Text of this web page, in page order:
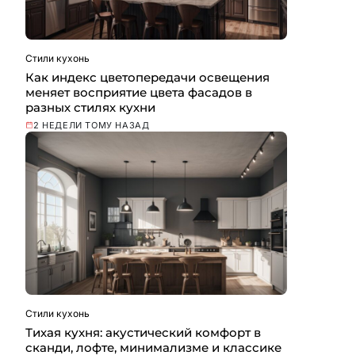
Стили кухонь
Как индекс цветопередачи освещения
меняет восприятие цвета фасадов в
разных стилях кухни
2 НЕДЕЛИ ТОМУ НАЗАД
Стили кухонь
Тихая кухня: акустический комфорт в
сканди, лофте, минимализме и классике